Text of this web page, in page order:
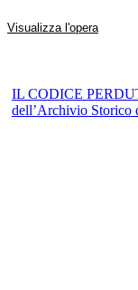
Visualizza l'opera
IL CODICE
dell’Archivio Storico